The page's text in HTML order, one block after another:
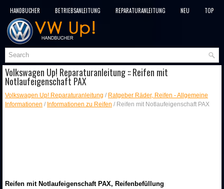
HANDBÜCHER BETRIEBSANLEITUNG REPARATURANLEITUNG NEU
TOP
SITEMAP
Volkswagen Up! Reparaturanleitung :: Reifen mit
Notlaufeigenschaft PAX
Volkswagen Up! Reparaturanleitung / Ratgeber Räder, Reifen - Allgemeine
Informationen / Informationen zu Reifen / Reifen mit Notlaufeigenschaft PAX
Reifen mit Notlaufeigenschaft PAX, Reifenbefüllung